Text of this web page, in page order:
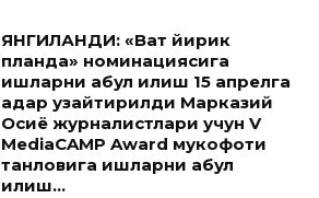
ЯНГИЛАНДИ: «Вақт йирик
планда» номинациясига
ишларни қабул қилиш 15 апрелга
қадар узайтирилди Марказий
Осиё журналистлари учун V
MediaCAMP Award мукофоти
танловига ишларни қабул
қилиш...